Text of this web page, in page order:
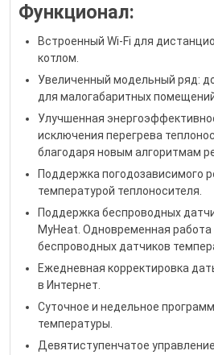
Функционал:
Встроенный Wi-Fi для
котлом.
Увеличенный модельный ряд:
для малогабаритных
Улучшенная
исключения перегрева
благодаря новым алгоритмам
Поддержка погодозависимого
температурой теплоносителя.
Поддержка беспроводных
MyHeat. Одновременная
беспроводных датчиков
Ежедневная корректировка
в Интернет.
Суточное и недельное
температуры.
Девятиступенчатое